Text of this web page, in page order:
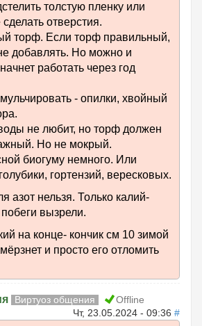
толстую пленку или
отверстия.
торф. Если торф правильный,
добавлять. Но можно и
работать через год
- опилки, хвойный
не любит, но торф должен
Но не мокрый.
биогуму немного. Или
гортензий, вересковых.
азот нельзя. Только калий-
вызрели.
на конце- кончик см 10 зимой
и просто его отломить
Виртуоз общения
Offline
Чт, 23.05.2024 - 09:36 #